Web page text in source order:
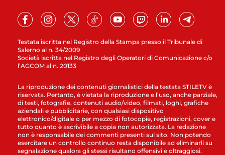
Testata iscritta nel Registro della Stampa presso il Tribunale di
Salerno al n. 34/2009
Società iscritta nel Registro degli Operatori di Comunicazione c/o
l’AGCOM al n. 20133
La riproduzione dei contenuti giornalistici della testata STILETV è
riservata. Pertanto, è vietata la riproduzione e l’uso, anche parziale,
di testi, fotografie, contenuti audio/video, filmati, loghi, grafiche
aziendali e pubblicitarie, con qualsiasi dispositivo
elettronico/digitale o per mezzo di fotocopie, registrazioni, cover e
tutto quanto è ascrivibile a copia non autorizzata. La redazione
non è responsabile dei commenti presenti sul sito. Non potendo
esercitare un controllo continuo resta disponibile ad eliminarli su
segnalazione qualora gli stessi risultano offensivi e oltraggiosi.